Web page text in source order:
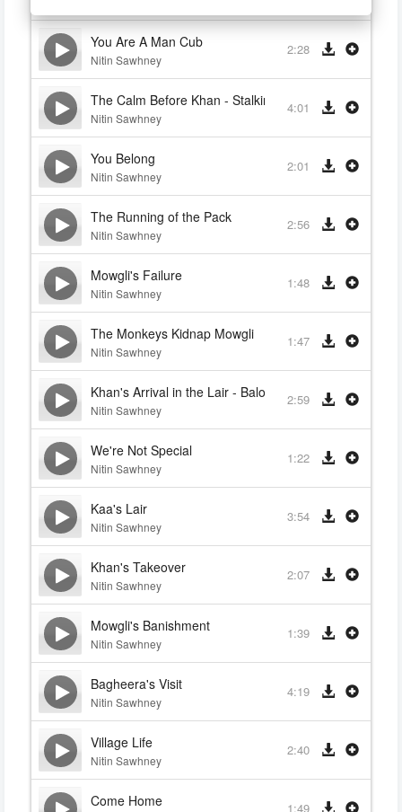
You Are A Man Cub
Nitin Sawhney
2:28
The Calm Before Khan - Stalking the Man Cub - The
Nitin Sawhney
4:01
You Belong
Nitin Sawhney
2:01
The Running of the Pack
Nitin Sawhney
2:56
Mowgli's Failure
Nitin Sawhney
1:48
The Monkeys Kidnap Mowgli
Nitin Sawhney
1:47
Khan's Arrival in the Lair - Baloo and Bagheera Save
Nitin Sawhney
2:59
We're Not Special
Nitin Sawhney
1:22
Kaa's Lair
Nitin Sawhney
3:54
Khan's Takeover
Nitin Sawhney
2:07
Mowgli's Banishment
Nitin Sawhney
1:39
Bagheera's Visit
Nitin Sawhney
4:19
Village Life
Nitin Sawhney
2:40
Come Home 1:49